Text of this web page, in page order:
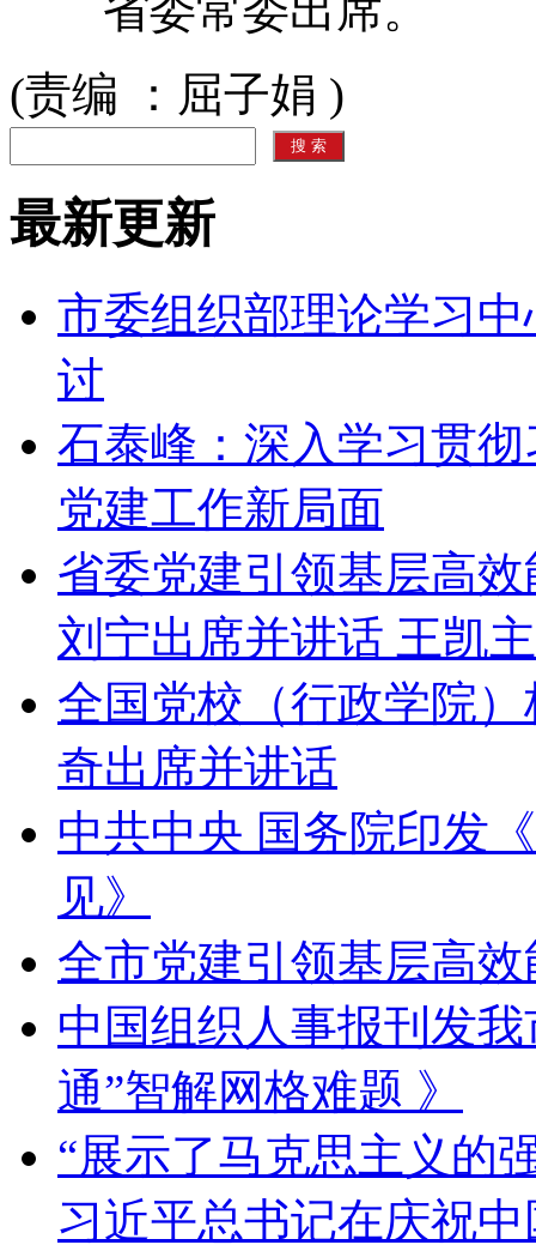
(责编 ：屈子娟 )
最新更新
市委组织部理论学习
讨
石泰峰：深入学习贯
党建工作新局面
省委党建引领基层高
刘宁出席并讲话 王凯
全国党校（行政学院
奇出席并讲话
中共中央 国务院印发
见》
全市党建引领基层高
中国组织人事报刊发
通”智解网格难题 》
“展示了马克思主义
习近平总书记在庆祝